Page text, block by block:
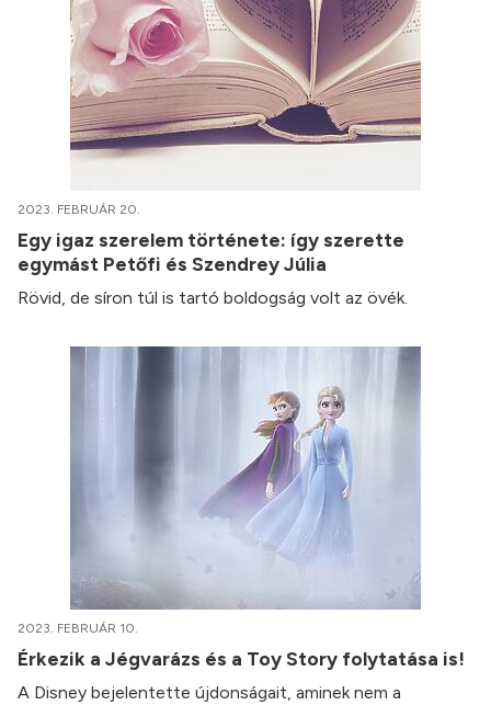
2023. FEBRUÁR 20.
Egy igaz szerelem története: így szerette
egymást Petőfi és Szendrey Júlia
Rövid, de síron túl is tartó boldogság volt az övék.
2023. FEBRUÁR 10.
Érkezik a Jégvarázs és a Toy Story folytatása is!
A Disney bejelentette újdonságait, aminek nem a